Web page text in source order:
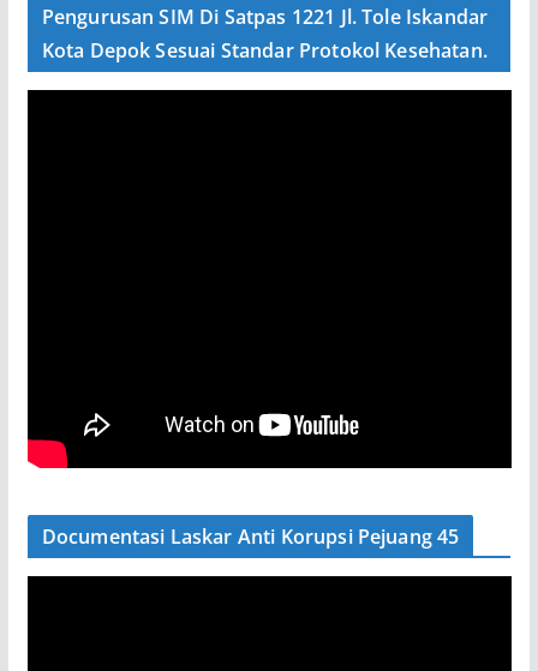
Pengurusan SIM Di Satpas 1221 Jl. Tole Iskandar
Kota Depok Sesuai Standar Protokol Kesehatan.
Documentasi Laskar Anti Korupsi Pejuang 45